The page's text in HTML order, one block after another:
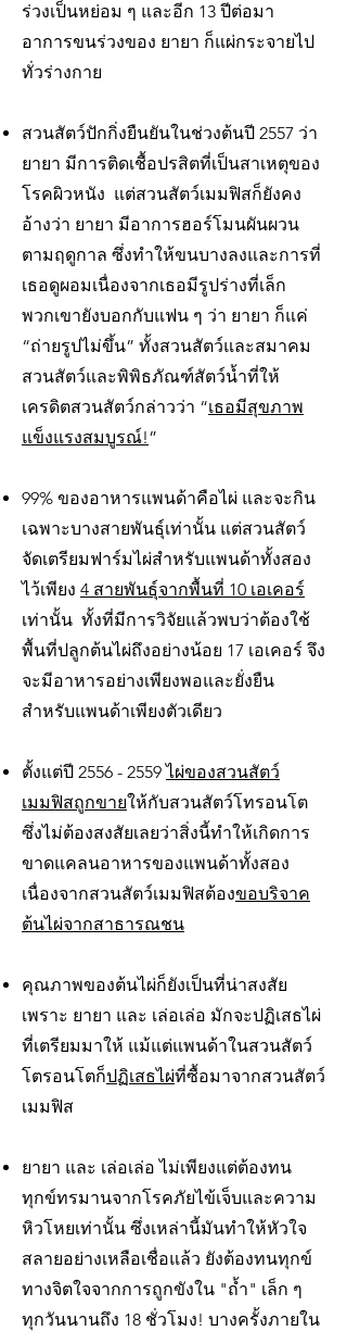
ร่วงเป็นหย่อม ๆ และอีก 13 ปีต่อมา
อาการขนร่วงของ ยายา ก็แผ่กระจายไป
ทั่วร่างกาย
สวนสัตว์ปักกิ่งยืนยันในช่วงต้นปี 2557 ว่า
ยายา มีการติดเชื้อปรสิตที่เป็นสาเหตุของ
โรคผิวหนัง แต่สวนสัตว์เมมฟิสก็ยังคง
อ้างว่า ยายา มีอาการฮอร์โมนผันผวน
ตามฤดูกาล ซึ่งทำให้ขนบางลงและการที่
เธอดูผอมเนื่องจากเธอมีรูปร่างที่เล็ก
พวกเขายังบอกกับแฟน ๆ ว่า ยายา ก็แค่
“ถ่ายรูปไม่ขึ้น” ทั้งสวนสัตว์และสมาคม
สวนสัตว์และพิพิธภัณฑ์สัตว์น้ำที่ให้
เครดิตสวนสัตว์กล่าวว่า “เธอมีสุขภาพ
แข็งแรงสมบูรณ์!”
99% ของอาหารแพนด้าคือไผ่ และจะกิน
เฉพาะบางสายพันธุ์เท่านั้น แต่สวนสัตว์
จัดเตรียมฟาร์มไผ่สำหรับแพนด้าทั้งสอง
ไว้เพียง 4 สายพันธุ์จากพื้นที่ 10 เอเคอร์
เท่านั้น ทั้งที่มีการวิจัยแล้วพบว่าต้องใช้
พื้นที่ปลูกต้นไผ่ถึงอย่างน้อย 17 เอเคอร์ จึง
จะมีอาหารอย่างเพียงพอและยั่งยืน
สำหรับแพนด้าเพียงตัวเดียว
ตั้งแต่ปี 2556 - 2559 ไผ่ของสวนสัตว์
เมมฟิสถูกขายให้กับสวนสัตว์โทรอนโต
ซึ่งไม่ต้องสงสัยเลยว่าสิ่งนี้ทำให้เกิดการ
ขาดแคลนอาหารของแพนด้าทั้งสอง
เนื่องจากสวนสัตว์เมมฟิสต้องขอบริจาค
ต้นไผ่จากสาธารณชน
คุณภาพของต้นไผ่ก็ยังเป็นที่น่าสงสัย
เพราะ ยายา และ เล่อเล่อ มักจะปฏิเสธไผ่
ที่เตรียมมาให้ แม้แต่แพนด้าในสวนสัตว์
โตรอนโตก็ปฏิเสธไผ่ที่ซื้อมาจากสวนสัตว์
เมมฟิส
ยายา และ เล่อเล่อ ไม่เพียงแต่ต้องทน
ทุกข์ทรมานจากโรคภัยไข้เจ็บและความ
หิวโหยเท่านั้น ซึ่งเหล่านี้มันทำให้หัวใจ
สลายอย่างเหลือเชื่อแล้ว ยังต้องทนทุกข์
ทางจิตใจจากการถูกขังใน "ถ้ำ" เล็ก ๆ
ทุกวันนานถึง 18 ชั่วโมง! บางครั้งภายใน